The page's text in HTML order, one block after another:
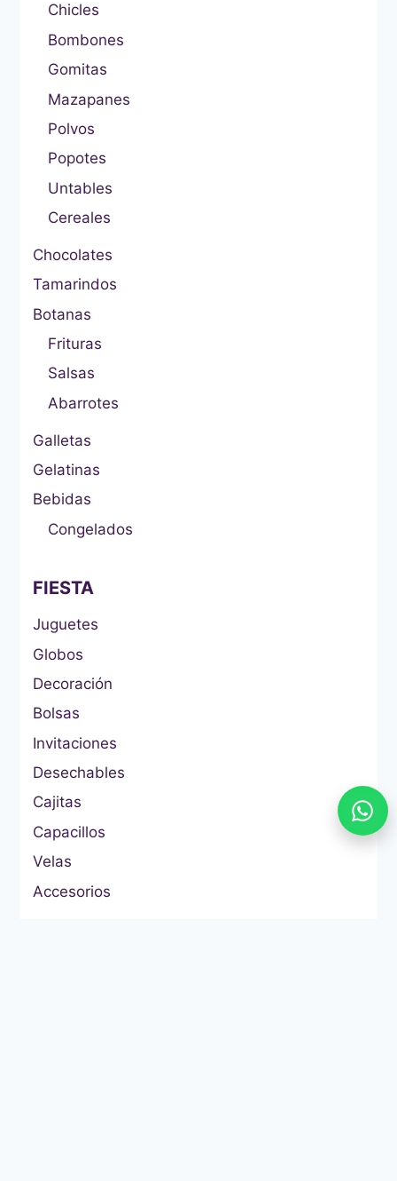
Chicles
Bombones
Gomitas
Mazapanes
Polvos
Popotes
Untables
Cereales
Chocolates
Tamarindos
Botanas
Frituras
Salsas
Abarrotes
Galletas
Gelatinas
Bebidas
Congelados
FIESTA
Juguetes
Globos
Decoración
Bolsas
Invitaciones
Desechables
Cajitas
Capacillos
Velas
Accesorios